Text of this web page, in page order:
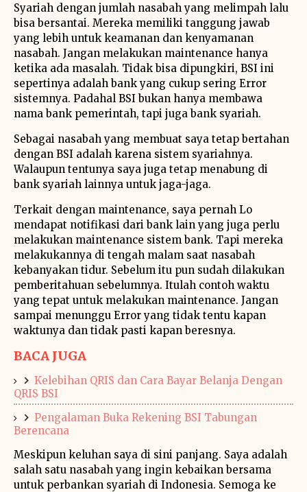
Syariah dengan jumlah nasabah yang melimpah lalu
bisa bersantai. Mereka memiliki tanggung jawab
yang lebih untuk keamanan dan kenyamanan
nasabah. Jangan melakukan maintenance hanya
ketika ada masalah. Tidak bisa dipungkiri, BSI ini
sepertinya adalah bank yang cukup sering Error
sistemnya. Padahal BSI bukan hanya membawa
nama bank pemerintah, tapi juga bank syariah.
Sebagai nasabah yang membuat saya tetap bertahan
dengan BSI adalah karena sistem syariahnya.
Walaupun tentunya saya juga tetap menabung di
bank syariah lainnya untuk jaga-jaga.
Terkait dengan maintenance, saya pernah Lo
mendapat notifikasi dari bank lain yang juga perlu
melakukan maintenance sistem bank. Tapi mereka
melakukannya di tengah malam saat nasabah
kebanyakan tidur. Sebelum itu pun sudah dilakukan
pemberitahuan sebelumnya. Itulah contoh waktu
yang tepat untuk melakukan maintenance. Jangan
sampai menunggu Error yang tidak tentu kapan
waktunya dan tidak pasti kapan beresnya.
BACA JUGA
Kelebihan QRIS dan Cara Bayar Belanja Dengan
QRIS BSI
Pengalaman Buka Rekening BSI Tabungan
Berencana
Meskipun keluhan saya di sini panjang. Saya adalah
salah satu nasabah yang ingin kebaikan bersama
untuk perbankan syariah di Indonesia. Semoga ke